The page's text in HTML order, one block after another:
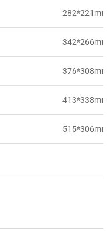
282*221mm
342*266mm
376*308mm
413*338mm
515*306mm